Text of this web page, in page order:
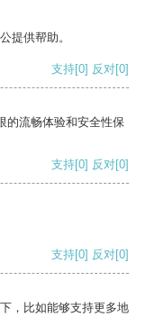
提供帮助。
支持[0] 反对[0]
的流畅体验和安全性保
支持[0] 反对[0]
支持[0] 反对[0]
，比如能够支持更多地